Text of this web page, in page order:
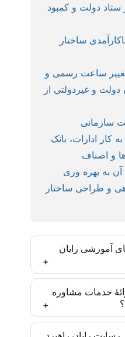
ستاد دولت و کمبود
ساختار
تغییر ساعت رسمی و
و غیردولتی از
کار ادارات، بانک
و اصناف
به بهره وری
و طراحی ساختار
آموزشی رایان
اساس مدل‌ها و روش‌های
تخصصی تدارک دیده
موضوع آموزش پس از
این مهارت‌ها برای
خدمات مشاوره
متدهای به کار